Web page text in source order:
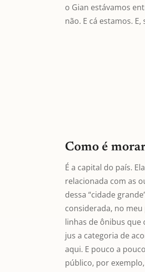
o Gian estávamos
não. E cá estamos.
Como é
É a capital do país.
relacionada com as
dessa “cidade
considerada, no
linhas de ônibus que
jus a categoria de
aqui. E pouco a
público, por